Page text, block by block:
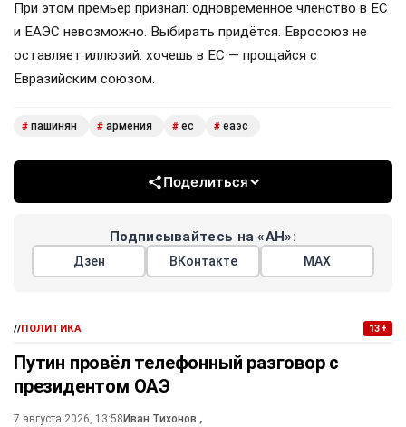
При этом премьер признал: одновременное членство в ЕС
и ЕАЭС невозможно. Выбирать придётся. Евросоюз не
оставляет иллюзий: хочешь в ЕС — прощайся с
Евразийским союзом.
# пашинян # армения # ес # еаэс
Поделиться
Подписывайтесь на «АН»:
Дзен ВКонтакте МАХ
//ПОЛИТИКА 13+
Путин провёл телефонный разговор с
президентом ОАЭ
7 августа 2026, 13:58 Иван Тихонов ,